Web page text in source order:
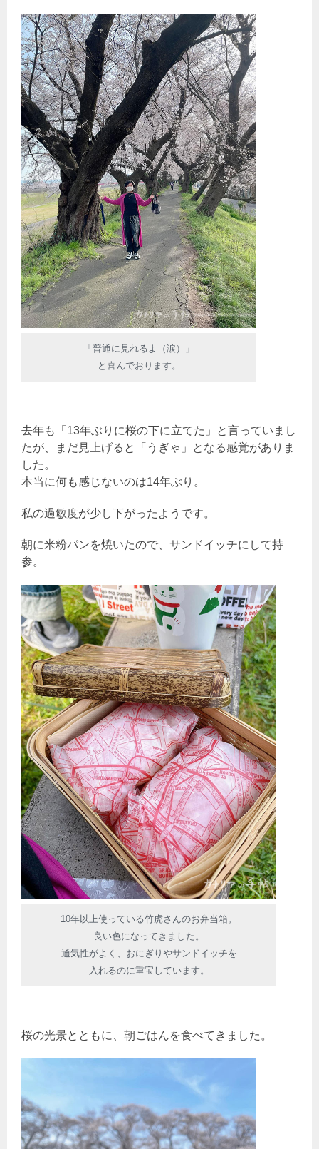
「普通に見れるよ（涙）」
と喜んでおります。
去年も「13年ぶりに桜の下に立てた」と言っていまし
たが、まだ見上げると「うぎゃ」となる感覚がありま
した。
本当に何も感じないのは14年ぶり。
私の過敏度が少し下がったようです。
朝に米粉パンを焼いたので、サンドイッチにして持
参。
10年以上使っている竹虎さんのお弁当箱。
良い色になってきました。
通気性がよく、おにぎりやサンドイッチを
入れるのに重宝しています。
桜の光景とともに、朝ごはんを食べてきました。